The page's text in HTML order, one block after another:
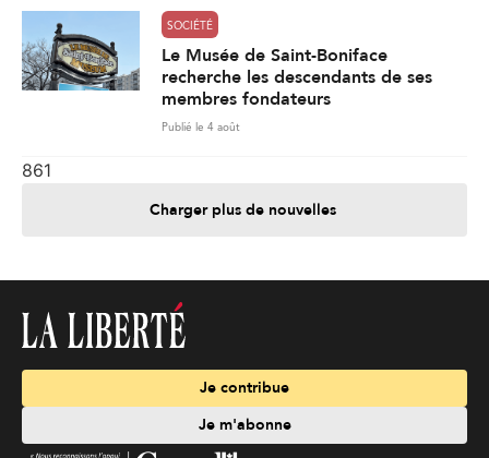
SOCIÉTÉ
Le Musée de Saint-Boniface
recherche les descendants de ses
membres fondateurs
Publié le 4 août
861
Charger plus de nouvelles
Je contribue
Je m'abonne